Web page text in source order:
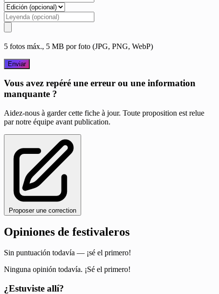
5 fotos máx., 5 MB por foto (JPG, PNG, WebP)
Enviar
Vous avez repéré une erreur ou une information
manquante ?
Aidez-nous à garder cette fiche à jour. Toute proposition est relue
par notre équipe avant publication.
Proposer une correction
Opiniones de festivaleros
Sin puntuación todavía — ¡sé el primero!
Ninguna opinión todavía. ¡Sé el primero!
¿Estuviste allí?